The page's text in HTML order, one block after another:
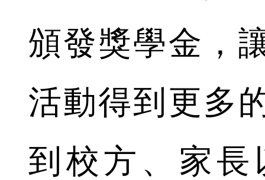
頒發獎學金，
活動得到更多
到校方、家